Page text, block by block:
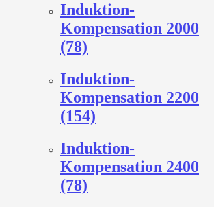
Induktion-
Kompensation 2000
(78)
Induktion-
Kompensation 2200
(154)
Induktion-
Kompensation 2400
(78)